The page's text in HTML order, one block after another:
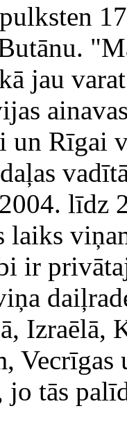
jau
un Rīgai
līdz
laiks
ir
Izraēlā,
jo tās